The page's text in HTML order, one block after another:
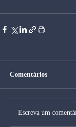
Comentários
Escreva um